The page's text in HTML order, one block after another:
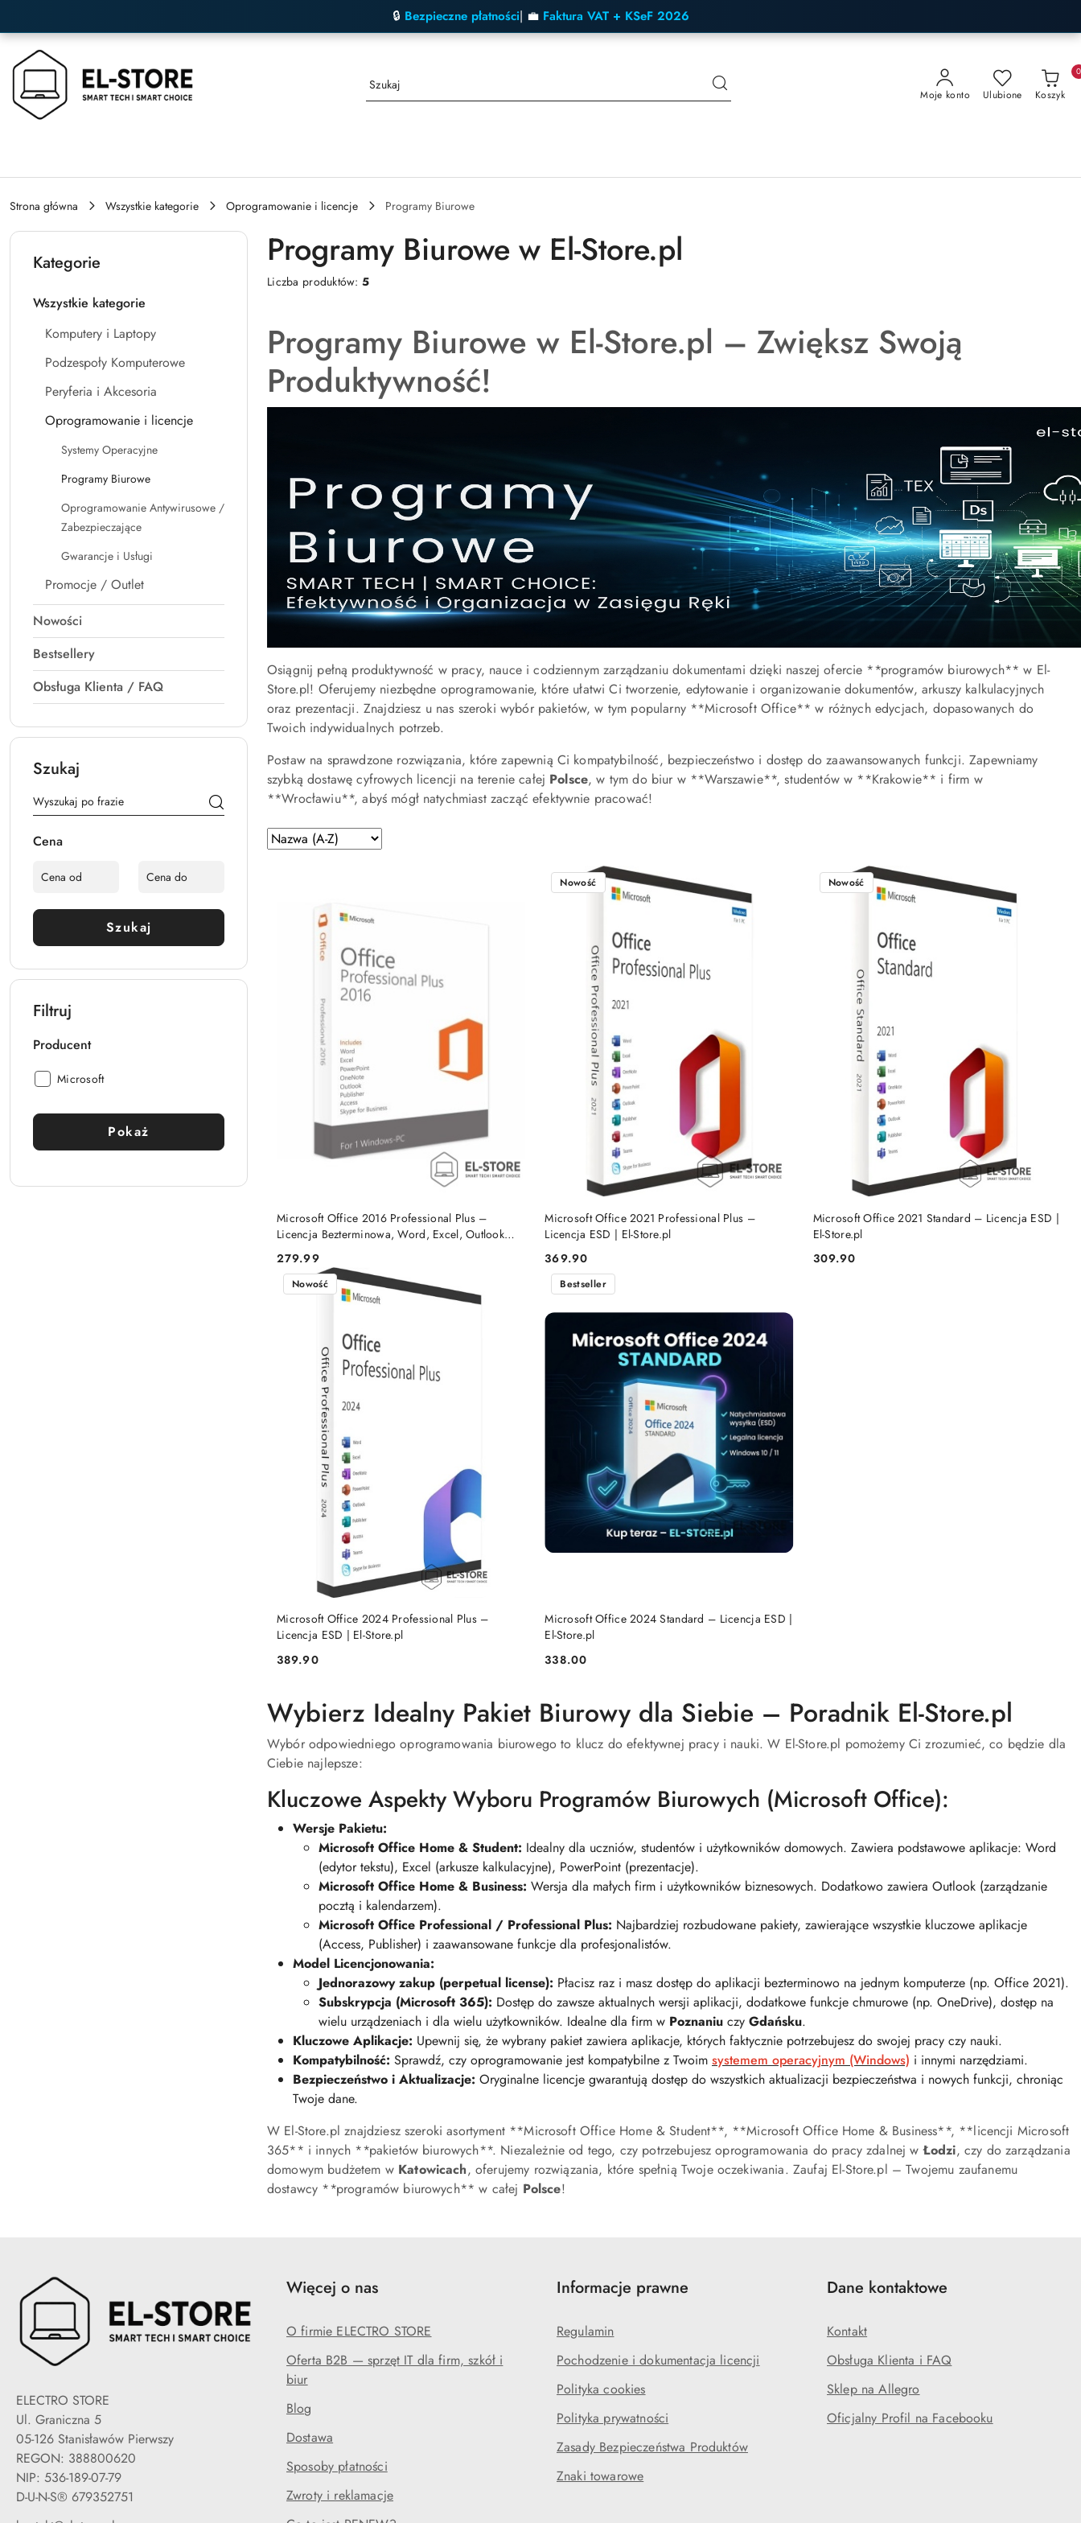
🔒 Bezpieczne płatności| 💼 Faktura VAT + KSeF 2026
Przejdź do treści głównej
Przejdź do wyszukiwarki
Przejdź do moje konto
Przejdź do menu głównego
Przejdź do stopki
Moje konto Ulubione Koszyk
0
Strona główna Wszystkie kategorie Oprogramowanie i licencje Programy Biurowe
Kategorie
Wszystkie kategorie
Komputery i Laptopy
Podzespoły Komputerowe
Peryferia i Akcesoria
Oprogramowanie i licencje
Systemy Operacyjne
Programy Biurowe
Oprogramowanie Antywirusowe /
Zabezpieczające
Gwarancje i Usługi
Promocje / Outlet
Nowości
Bestsellery
Obsługa Klienta / FAQ
Szukaj
Cena
Szukaj
Filtruj
Producent
Producent:
Microsoft
Pokaż
Programy Biurowe w El-Store.pl
Liczba produktów:5
Programy Biurowe w El-Store.pl – Zwiększ Swoją
Produktywność!
Osiągnij pełną produktywność w pracy, nauce i codziennym zarządzaniu dokumentami dzięki naszej ofercie **programów biurowych** w El-
Store.pl! Oferujemy niezbędne oprogramowanie, które ułatwi Ci tworzenie, edytowanie i organizowanie dokumentów, arkuszy kalkulacyjnych
oraz prezentacji. Znajdziesz u nas szeroki wybór pakietów, w tym popularny **Microsoft Office** w różnych edycjach, dopasowanych do
Twoich indywidualnych potrzeb.
Postaw na sprawdzone rozwiązania, które zapewnią Ci kompatybilność, bezpieczeństwo i dostęp do zaawansowanych funkcji. Zapewniamy
szybką dostawę cyfrowych licencji na terenie całej Polsce, w tym do biur w **Warszawie**, studentów w **Krakowie** i firm w
**Wrocławiu**, abyś mógł natychmiast zacząć efektywnie pracować!
Zastosowano
sortowanie:
Sortuj
według
Microsoft Office 2016 Professional Plus –
Licencja Bezterminowa, Word, Excel, Outlook
Cena:
279.99
DO KOSZYKA
Microsoft Office 2021 Professional Plus –
Licencja ESD | El-Store.pl
Cena:
369.90
Nowość
DO KOSZYKA
Microsoft Office 2021 Standard – Licencja ESD |
El-Store.pl
Cena:
309.90
Nowość
DO KOSZYKA
Microsoft Office 2024 Professional Plus –
Licencja ESD | El-Store.pl
Cena:
389.90
Nowość
DO KOSZYKA
Microsoft Office 2024 Standard – Licencja ESD |
El-Store.pl
Cena:
338.00
Bestseller
DO KOSZYKA
Wybierz Idealny Pakiet Biurowy dla Siebie – Poradnik El-Store.pl
Wybór odpowiedniego oprogramowania biurowego to klucz do efektywnej pracy i nauki. W El-Store.pl pomożemy Ci zrozumieć, co będzie dla
Ciebie najlepsze:
Kluczowe Aspekty Wyboru Programów Biurowych (Microsoft Office):
Wersje Pakietu:
Microsoft Office Home & Student: Idealny dla uczniów, studentów i użytkowników domowych. Zawiera podstawowe aplikacje: Word
(edytor tekstu), Excel (arkusze kalkulacyjne), PowerPoint (prezentacje).
Microsoft Office Home & Business: Wersja dla małych firm i użytkowników biznesowych. Dodatkowo zawiera Outlook (zarządzanie
pocztą i kalendarzem).
Microsoft Office Professional / Professional Plus: Najbardziej rozbudowane pakiety, zawierające wszystkie kluczowe aplikacje
(Access, Publisher) i zaawansowane funkcje dla profesjonalistów.
Model Licencjonowania:
Jednorazowy zakup (perpetual license): Płacisz raz i masz dostęp do aplikacji bezterminowo na jednym komputerze (np. Office 2021).
Subskrypcja (Microsoft 365): Dostęp do zawsze aktualnych wersji aplikacji, dodatkowe funkcje chmurowe (np. OneDrive), dostęp na
wielu urządzeniach i dla wielu użytkowników. Idealne dla firm w Poznaniu czy Gdańsku.
Kluczowe Aplikacje: Upewnij się, że wybrany pakiet zawiera aplikacje, których faktycznie potrzebujesz do swojej pracy czy nauki.
Kompatybilność: Sprawdź, czy oprogramowanie jest kompatybilne z Twoim systemem operacyjnym (Windows) i innymi narzędziami.
Bezpieczeństwo i Aktualizacje: Oryginalne licencje gwarantują dostęp do wszystkich aktualizacji bezpieczeństwa i nowych funkcji, chroniąc
Twoje dane.
W El-Store.pl znajdziesz szeroki asortyment **Microsoft Office Home & Student**, **Microsoft Office Home & Business**, **licencji Microsoft
365** i innych **pakietów biurowych**. Niezależnie od tego, czy potrzebujesz oprogramowania do pracy zdalnej wŁodzi, czy do zarządzania
domowym budżetem w Katowicach, oferujemy rozwiązania, które spełnią Twoje oczekiwania. Zaufaj El-Store.pl – Twojemu zaufanemu
dostawcy **programów biurowych** w całej Polsce!
ELECTRO STORE
Ul. Graniczna 5
05-126 Stanisławów Pierwszy
REGON: 388800620
NIP: 536-189-07-79
D-U-N-S® 679352751
Więcej o nas
O firmie ELECTRO STORE
Oferta B2B — sprzęt IT dla firm, szkół i
biur
Blog
Dostawa
Sposoby płatności
Zwroty i reklamacje
Informacje prawne
Regulamin
Pochodzenie i dokumentacja licencji
Polityka cookies
Polityka prywatności
Zasady Bezpieczeństwa Produktów
Znaki towarowe
Dane kontaktowe
Kontakt
Obsługa Klienta i FAQ
Sklep na Allegro
Oficjalny Profil na Facebooku